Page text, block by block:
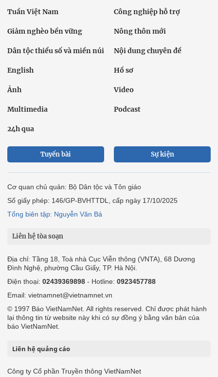
Tuần Việt Nam Công nghiệp hỗ trợ
Giảm nghèo bền vững Nông thôn mới
Dân tộc thiểu số và miền núi Nội dung chuyên đề
English Hồ sơ
Ảnh Video
Multimedia Podcast
24h qua
Tuyến bài Sự kiện
Cơ quan chủ quản: Bộ Dân tộc và Tôn giáo
Số giấy phép: 146/GP-BVHTTDL, cấp ngày 17/10/2025
Tổng biên tập: Nguyễn Văn Bá
Liên hệ tòa soạn
Địa chỉ: Tầng 18, Toà nhà Cục Viễn thông (VNTA), 68 Dương
Đình Nghệ, phường Cầu Giấy, TP. Hà Nội.
Điện thoại: 02439369898 - Hotline: 0923457788
Email: vietnamnet@vietnamnet.vn
© 1997 Báo VietNamNet. All rights reserved. Chỉ được phát hành
lại thông tin từ website này khi có sự đồng ý bằng văn bản của
báo VietNamNet.
Liên hệ quảng cáo
Công ty Cổ phần Truyền thông VietNamNet